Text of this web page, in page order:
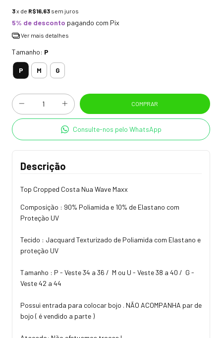
3x de R$16,63 sem juros
5% de desconto pagando com Pix
Ver mais detalhes
Tamanho: P
P M G
Consulte-nos pelo WhatsApp
Descrição
Top Cropped Costa Nua Wave Maxx
Composição : 90% Poliamida e 10% de Elastano com
Proteção UV
Tecido : Jacquard Texturizado de Poliamida com Elastano e
proteção UV
Tamanho : P - Veste 34 a 36 / M ou U - Veste 38 a 40 / G -
Veste 42 a 44
Possui entrada para colocar bojo . NÃO ACOMPANHA par de
bojo ( é vendido a parte )